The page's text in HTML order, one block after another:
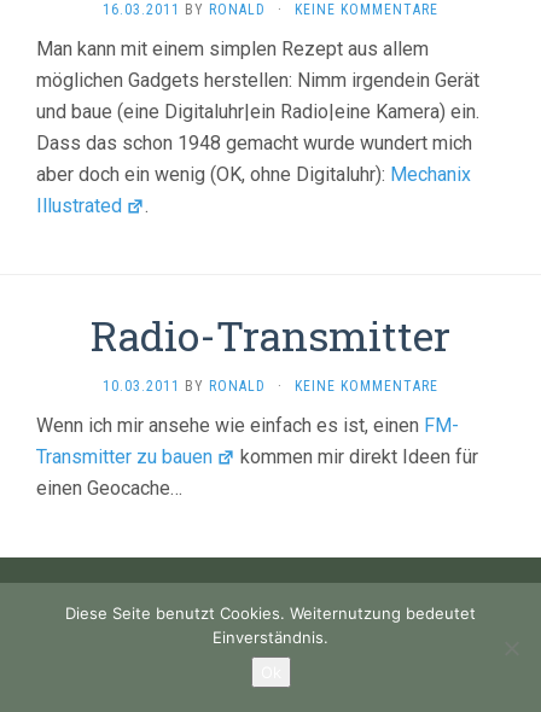
16.03.2011 BY RONALD · KEINE KOMMENTARE
Man kann mit einem simplen Rezept aus allem
möglichen Gadgets herstellen: Nimm irgendein Gerät
und baue (eine Digitaluhr|ein Radio|eine Kamera) ein.
Dass das schon 1948 gemacht wurde wundert mich
aber doch ein wenig (OK, ohne Digitaluhr): Mechanix
Illustrated
.
Radio-Transmitter
10.03.2011 BY RONALD · KEINE KOMMENTARE
Wenn ich mir ansehe wie einfach es ist, einen FM-
Transmitter zu bauen
kommen mir direkt Ideen für
einen Geocache…
Diese Seite benutzt Cookies. Weiternutzung bedeutet
Einverständnis.